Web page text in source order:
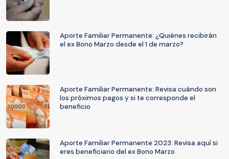
Aporte Familiar Permanente: ¿Quiénes recibirán
el ex Bono Marzo desde el 1 de marzo?
Aporte Familiar Permanente: Revisa cuándo son
los próximos pagos y si te corresponde el
beneficio
Aporte Familiar Permanente 2023: Revisa aquí si
eres beneficiario del ex Bono Marzo